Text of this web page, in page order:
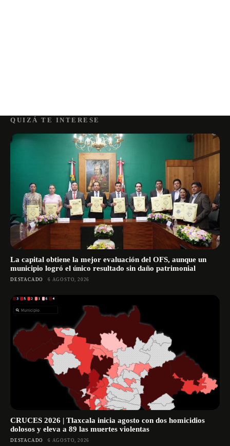
QUIZÁ TE INTERESE
La capital obtiene la mejor evaluación del OFS, aunque un
municipio logró el único resultado sin daño patrimonial
DESTACADO 6 AGOSTO, 2026
CRUCES 2026 | Tlaxcala inicia agosto con dos homicidios
dolosos y eleva a 89 las muertes violentas
DESTACADO 6 AGOSTO, 2026